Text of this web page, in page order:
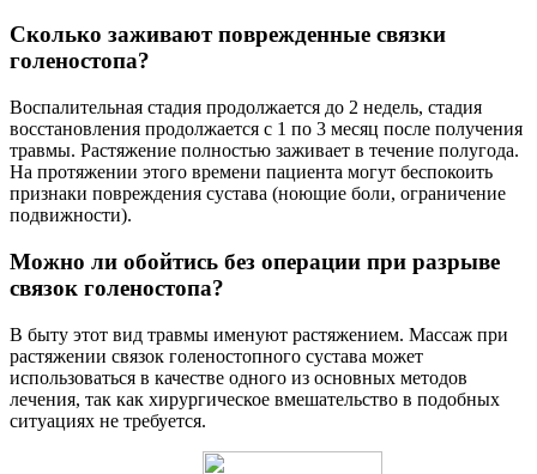
Сколько заживают поврежденные связки
голеностопа?
Воспалительная стадия продолжается до 2 недель, стадия
восстановления продолжается с 1 по 3 месяц после получения
травмы. Растяжение полностью заживает в течение полугода.
На протяжении этого времени пациента могут беспокоить
признаки повреждения сустава (ноющие боли, ограничение
подвижности).
Можно ли обойтись без операции при разрыве
связок голеностопа?
В быту этот вид травмы именуют растяжением. Массаж при
растяжении связок голеностопного сустава может
использоваться в качестве одного из основных методов
лечения, так как хирургическое вмешательство в подобных
ситуациях не требуется.